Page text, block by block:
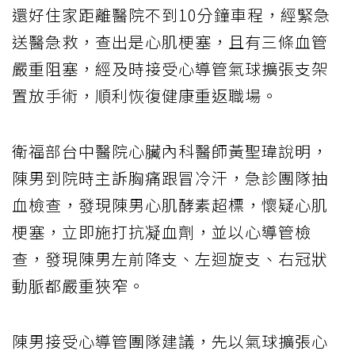
還好住家距離醫院不到10分鐘車程，經緊急
送醫急救，查出是心肌梗塞 ，且有三條血管
嚴重阻塞，經及時接受心導管氣球擴張支架
置放手術，順利恢復健康重返職場 。
衛福部台中醫院心臟內科醫師黃聖瑋說明，
陳男到院時主訴胸痛跟冒冷汗，急診團隊抽
血檢查，發現陳男心肌酵素超標，懷疑心肌
梗塞，立即施打抗凝血劑，並以心導管檢
查，發現陳男左前降支、左迴旋支、右冠狀
動脈都嚴重狹窄。
陳男接受心導管團隊建議，先以氣球擴張心